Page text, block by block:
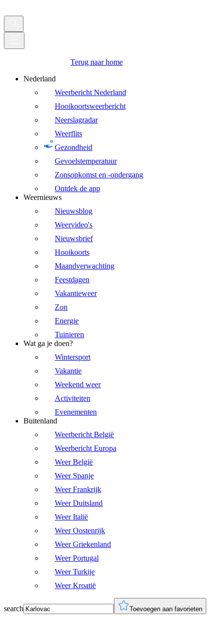
Terug naar home
Nederland
Weerbericht Nederland
Hooikoortsweerbericht
Neerslagradar
Weerflits
Gezondheid
Gevoelstemperatuur
Zonsopkomst en -ondergang
Ontdek de app
Weernieuws
Nieuwsblog
Weervideo's
Nieuwsbrief
Hooikoorts
Maandverwachting
Feestdagen
Vakantieweer
Zon
Energie
Tuinieren
Wat ga je doen?
Wintersport
Vakantie
Weekend weer
Activiteiten
Evenementen
Buitenland
Weerbericht België
Weerbericht Europa
Weer België
Weer Spanje
Weer Frankrijk
Weer Duitsland
Weer Italië
Weer Oostenrijk
Weer Griekenland
Weer Portugal
Weer Turkije
Weer Kroatië
search Toevoegen aan favorieten